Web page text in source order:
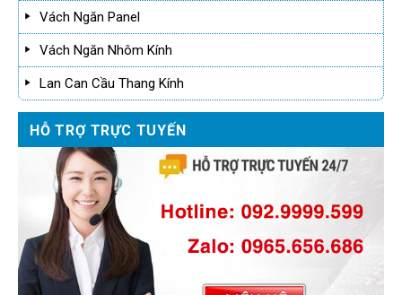
Vách Ngăn Panel
Vách Ngăn Nhôm Kính
Lan Can Cầu Thang Kính
HỖ TRỢ TRỰC TUYẾN